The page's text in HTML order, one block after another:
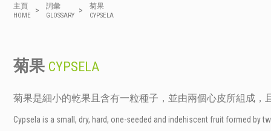
主頁
HOME
> 詞彙
GLOSSARY
> 菊果
CYPSELA
菊果 CYPSELA
菊果是細小的乾果且含有一粒種子，並由兩個心皮所組成
Cypsela is a small, dry, hard, one-seeded and indehiscent fruit formed by